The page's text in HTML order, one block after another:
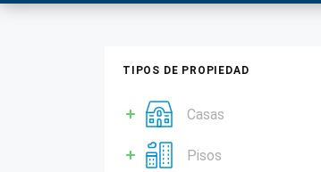
TIPOS DE PROPIEDAD
Casas
Pisos